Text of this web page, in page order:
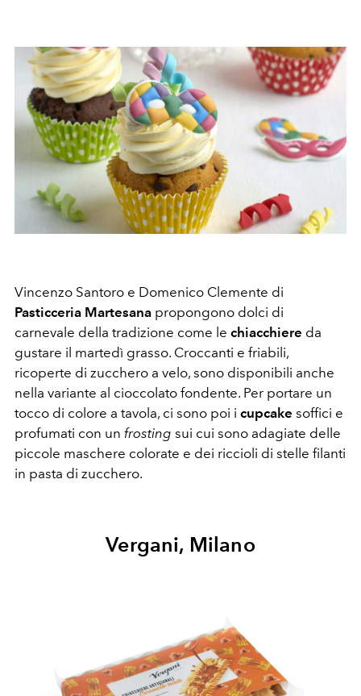
Vincenzo Santoro e Domenico Clemente di
Pasticceria Martesana propongono dolci di
carnevale della tradizione come le chiacchiere da
gustare il martedì grasso. Croccanti e friabili,
ricoperte di zucchero a velo, sono disponibili anche
nella variante al cioccolato fondente. Per portare un
tocco di colore a tavola, ci sono poi i cupcake soffici e
profumati con un frosting sui cui sono adagiate delle
piccole maschere colorate e dei riccioli di stelle filanti
in pasta di zucchero.
Vergani, Milano